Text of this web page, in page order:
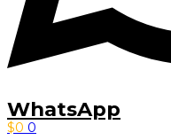
WhatsApp
$0 0